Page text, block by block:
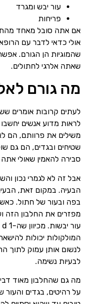
עור יבש ומגרד
פריחות
אם אתה סובל מאחד
אולי כדאי לדבר עם
שהמוגיות הן הגורם.
שאתה אלרגי לחתולים.
מה גורם
לעתים קרובות אומרים
לראות מדוע אנשים
משילים את פרוותם, הם
שטיחים ובגדים, הם גם
סבירה להאמין שאולי
אבל זה לא לגמרי נכון
בפה ובעור של חתול.
מפזרים את החלבון הזה
המולקולות יכולות
לנשום אותן עמוק לתוך
לבעיות נשימה.
מה גם שהחלבון מאוד
על רהיטים, בגדים